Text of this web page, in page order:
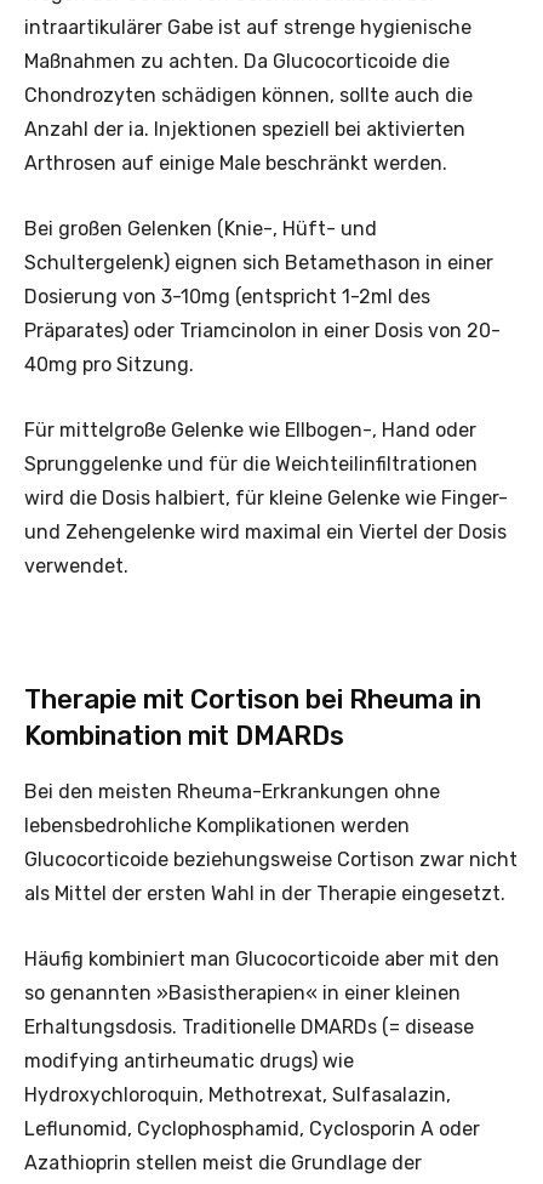
intraartikulärer Gabe ist auf strenge hygienische
Maßnahmen zu achten. Da Glucocorticoide die
Chondrozyten schädigen können, sollte auch die
Anzahl der ia. Injektionen speziell bei aktivierten
Arthrosen auf einige Male beschränkt werden.
Bei großen Gelenken (Knie-, Hüft- und
Schultergelenk) eignen sich Betamethason in einer
Dosierung von 3-10mg (entspricht 1-2ml des
Präparates) oder Triamcinolon in einer Dosis von 20-
40mg pro Sitzung.
Für mittelgroße Gelenke wie Ellbogen-, Hand oder
Sprunggelenke und für die Weichteilinfiltrationen
wird die Dosis halbiert, für kleine Gelenke wie Finger-
und Zehengelenke wird maximal ein Viertel der Dosis
verwendet.
Therapie mit Cortison bei Rheuma in
Kombination mit DMARDs
Bei den meisten Rheuma-Erkrankungen ohne
lebensbedrohliche Komplikationen werden
Glucocorticoide beziehungsweise Cortison zwar nicht
als Mittel der ersten Wahl in der Therapie eingesetzt.
Häufig kombiniert man Glucocorticoide aber mit den
so genannten »Basistherapien« in einer kleinen
Erhaltungsdosis. Traditionelle DMARDs (= disease
modifying antirheumatic drugs) wie
Hydroxychloroquin, Methotrexat, Sulfasalazin,
Leflunomid, Cyclophosphamid, Cyclosporin A oder
Azathioprin stellen meist die Grundlage der